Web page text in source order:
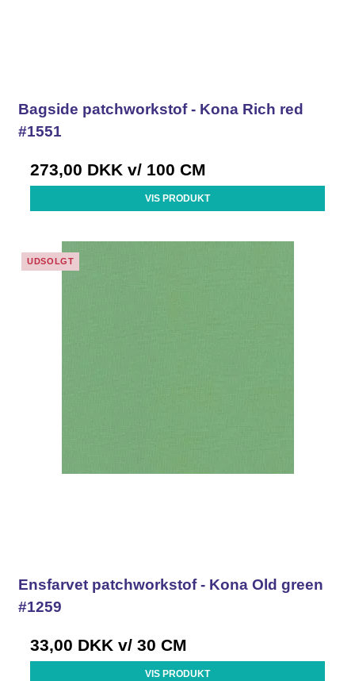
Bagside patchworkstof - Kona Rich red
#1551
273,00 DKK v/ 100 CM
VIS PRODUKT
UDSOLGT
Ensfarvet patchworkstof - Kona Old green
#1259
33,00 DKK v/ 30 CM
VIS PRODUKT